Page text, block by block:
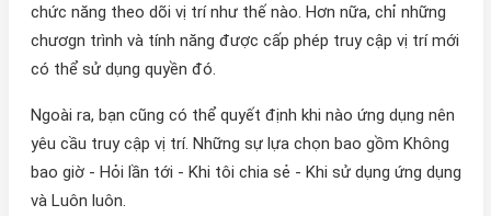
chức năng theo dõi vị trí như thế nào. Hơn nữa, chỉ những
chươgn trình và tính năng được cấp phép truy cập vị trí mới
có thể sử dụng quyền đó.
Ngoài ra, bạn cũng có thể quyết định khi nào ứng dụng nên
yêu cầu truy cập vị trí. Những sự lựa chọn bao gồm Không
bao giờ - Hỏi lần tới - Khi tôi chia sẻ - Khi sử dụng ứng dụng
và Luôn luôn.